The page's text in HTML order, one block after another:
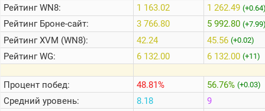
РейтингWN8:
РейтингБроне-сайт:
РейтингXVM (WN8):
РейтингWG:
Процент побед:
Средний уровень:
1 163.02
3 766.80
42.24
6 132.00
48.81%
8.18
1 262.49
5 992.80
45.56 (+0.02)
6 132.00 (+11)
56.76% (+0.03)
9